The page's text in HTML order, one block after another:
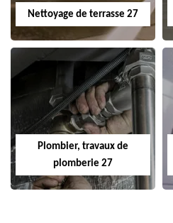
Nettoyage de terrasse 27
Plombier, travaux de
plomberie 27